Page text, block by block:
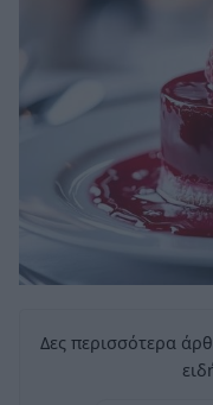
Δες περισσότερα